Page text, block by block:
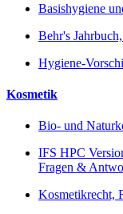
Basishygiene
Behr's
Hygiene-
Kosmetik
Bio- und
IFS HPC
Fragen &
Kosmetikrecht,